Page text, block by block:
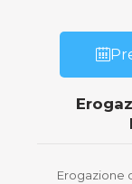
Erogazione